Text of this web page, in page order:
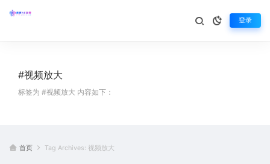
登录
#视频放大
标签为 #视频放大 内容如下：
首页 Tag Archives: 视频放大